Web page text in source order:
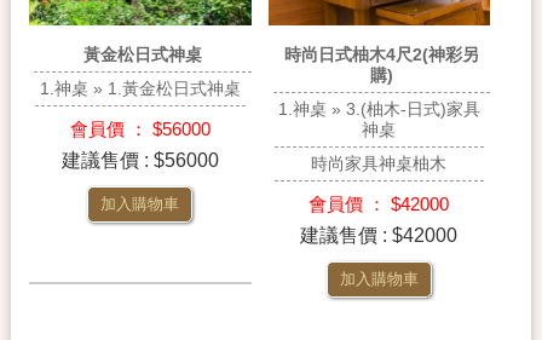
黃金松日式神桌
1.神桌 » 1.黃金松日式神桌
會員價 ： $56000
建議售價 : $56000
加入購物車
時尚日式柚木4尺2(神彩另
購)
1.神桌 » 3.(柚木-日式)家具
神桌
時尚家具神桌柚木
會員價 ： $42000
建議售價 : $42000
加入購物車